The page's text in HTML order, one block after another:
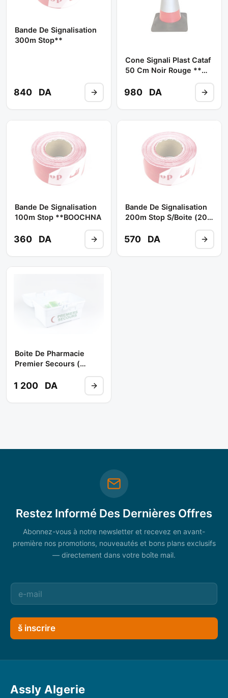
Bande De Signalisation
300m Stop**
840 DA
Cone Signali Plast Cataf
50 Cm Noir Rouge **
980 DA
Bande De Signalisation
100m Stop **BOOCHNA
360 DA
Bande De Signalisation
200m Stop S/boite (20
570 DA
Boite De Pharmacie
Premier Secours (
Malette) Complete **
1 200 DA
Restez Informé Des Dernières Offres
Abonnez-vous à notre newsletter et recevez en avant-
première nos promotions, nouveautés et bons plans exclusifs
— directement dans votre boîte mail.
š inscrire
Assly Algerie